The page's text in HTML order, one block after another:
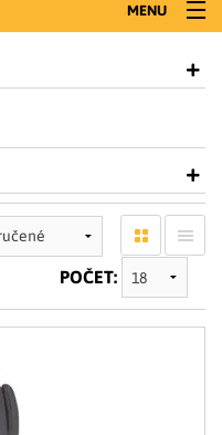
MENU
POČET: